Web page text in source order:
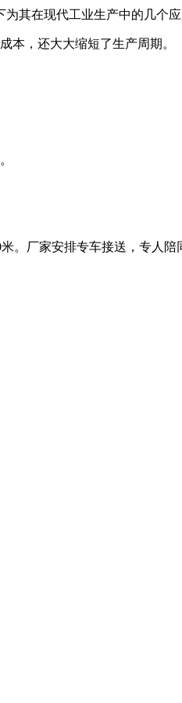
其在现代工业生产中的几个应
，还大大缩短了生产周期。
厂家安排专车接送，专人陪